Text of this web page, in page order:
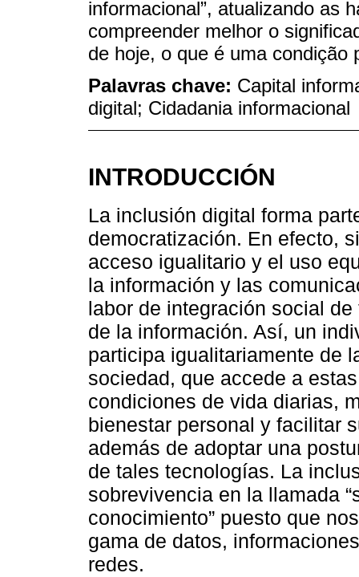
informacional”, atualizando as
compreender melhor o
de hoje, o que é uma condição
Palavras chave: Capital
digital; Cidadania informacional
INTRODUCCIÓN
La inclusión digital forma
democratización. En efecto,
acceso igualitario y el uso
la información y las
labor de integración social
de la información. Así, un
participa igualitariamente de
sociedad, que accede a
condiciones de vida diarias,
bienestar personal y facilitar
además de adoptar una
de tales tecnologías. La
sobrevivencia en la llamada
conocimiento” puesto que
gama de datos,
redes.